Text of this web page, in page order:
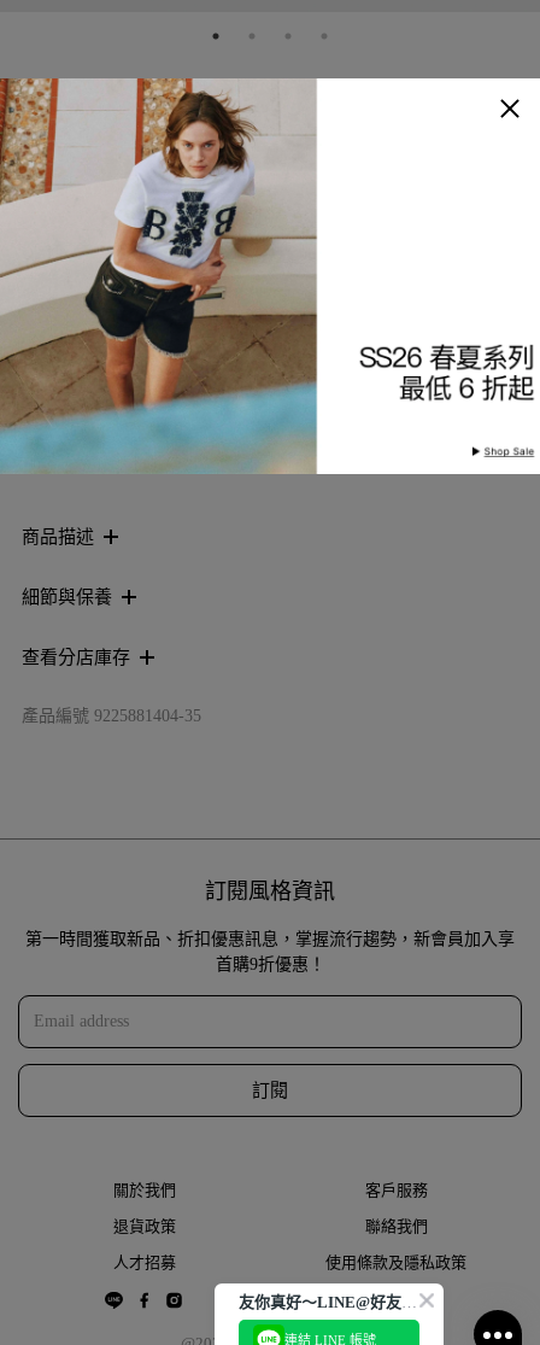
Spaace
Logo 棒球帽
NTD
30% OFF
顏色：淺藍色
索取到貨通知
商品描述
細節與保養
查看分店庫存
產品編號 9225881404-35
訂閱風格資訊
第一時間獲取新品、折扣優惠訊息，掌握流行趨勢，新會員加入享
首購9折優惠！
訂閱
關於我們
客戶服務
退貨政策
聯絡我們
人才招募
使用條款及隱私政策
友你真好～LINE@好友大募集
連結 LINE 帳號